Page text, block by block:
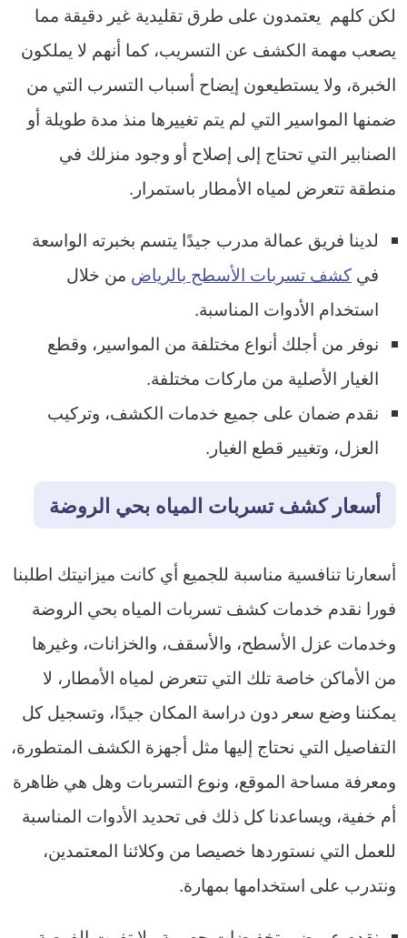
لكن كلهم يعتمدون على طرق تقليدية غير دقيقة مما
يصعب مهمة الكشف عن التسريب، كما أنهم لا يملكون
الخبرة، ولا يستطيعون إيضاح أسباب التسرب التي من
ضمنها المواسير التي لم يتم تغييرها منذ مدة طويلة أو
الصنابير التي تحتاج إلى إصلاح أو وجود منزلك في
منطقة تتعرض لمياه الأمطار باستمرار.
لدينا فريق عمالة مدرب جيدًا يتسم بخبرته الواسعة
في كشف تسربات الأسطح بالرياض من خلال
استخدام الأدوات المناسبة.
نوفر من أجلك أنواع مختلفة من المواسير، وقطع
الغيار الأصلية من ماركات مختلفة.
نقدم ضمان على جميع خدمات الكشف، وتركيب
العزل، وتغيير قطع الغيار.
أسعار كشف تسربات المياه بحي الروضة
أسعارنا تنافسية مناسبة للجميع أي كانت ميزانيتك اطلبنا
فورا نقدم خدمات كشف تسربات المياه بحي الروضة
وخدمات عزل الأسطح، والأسقف، والخزانات، وغيرها
من الأماكن خاصة تلك التي تتعرض لمياه الأمطار، لا
يمكننا وضع سعر دون دراسة المكان جيدًا، وتسجيل كل
التفاصيل التي نحتاج إليها مثل أجهزة الكشف المتطورة،
ومعرفة مساحة الموقع، ونوع التسربات وهل هي ظاهرة
أم خفية، ويساعدنا كل ذلك فى تحديد الأدوات المناسبة
للعمل التي نستوردها خصيصا من وكلائنا المعتمدين،
ونتدرب على استخدامها بمهارة.